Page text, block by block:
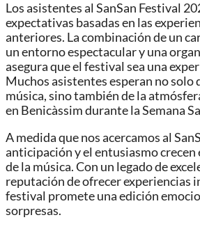
Los asistentes al SanSan Festival
expectativas basadas en las
anteriores. La combinación de un
un entorno espectacular y una
asegura que el festival sea una
Muchos asistentes esperan no solo
música, sino también de la
en Benicàssim durante la Semana
A medida que nos acercamos al
anticipación y el entusiasmo crecen
de la música. Con un legado de
reputación de ofrecer experiencias
festival promete una edición
sorpresas.